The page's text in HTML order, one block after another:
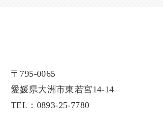
〒795-0065
愛媛県大洲市東若宮14-14
TEL：0893-25-7780